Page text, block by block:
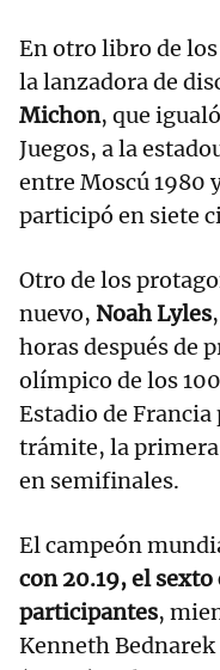
En otro libro de
la lanzadora de
Michon, que
Juegos, a la
entre Moscú 1980
participó en siete
Otro de los
nuevo, Noah Lyles
horas después de
olímpico de los
Estadio de
trámite, la primera
en semifinales.
El campeón
con 20.19, el
participantes,
Kenneth